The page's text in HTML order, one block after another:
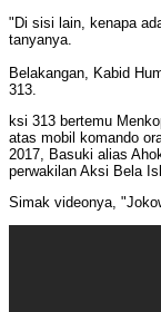
"Di sisi lain, kenapa
tanyanya.
Belakangan, Kabid
313.
ksi 313 bertemu
atas mobil komando
2017, Basuki alias
perwakilan Aksi Bela
Simak videonya,